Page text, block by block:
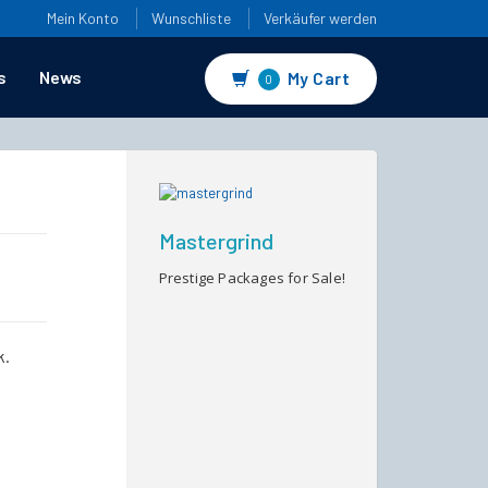
Mein Konto Wunschliste Verkäufer werden
News 0 My Cart
Mastergrind
Prestige Packages for Sale!